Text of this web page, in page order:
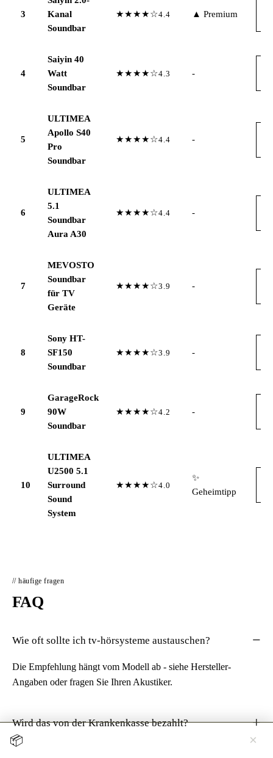
3
Kanal
Soundbar
★★★★☆4.4 ▲ Premium
4
Saiyin 40
Watt
Soundbar
★★★★☆4.3 -
5
ULTIMEA
Apollo S40
Pro
Soundbar
★★★★☆4.4 -
6
ULTIMEA
5.1
Soundbar
Aura A30
★★★★☆4.4 -
7
MEVOSTO
Soundbar
für TV
Geräte
★★★★☆3.9 -
8
Sony HT-
SF150
Soundbar
★★★★☆3.9 -
9
GarageRock
90W
Soundbar
★★★★☆4.2 -
10
ULTIMEA
U2500 5.1
Surround
Sound
System
★★★★☆4.0
✨
Geheimtipp
// häufige fragen
FAQ
Wie oft sollte ich tv-hörsysteme austauschen?
Die Empfehlung hängt vom Modell ab - siehe Hersteller-
Angaben oder fragen Sie Ihren Akustiker.
Wird das von der Krankenkasse bezahlt?
📦 ×